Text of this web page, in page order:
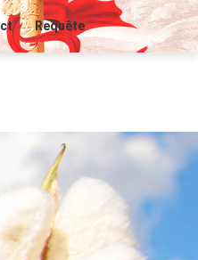
Requête